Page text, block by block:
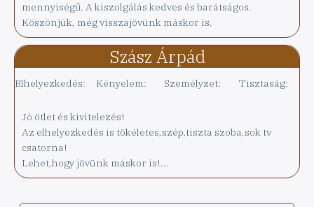
mennyiségű. A kiszolgálás kedves és barátságos.
Köszönjük, még visszajövünk máskor is.
Szász Árpád
Elhelyezkedés: Kényelem: Személyzet: Tisztaság:
Jó ötlet és kivitelezés!
Az elhelyezkedés is tökéletes,szép,tiszta szoba,sok tv
csatorna!
Lehet,hogy jövünk máskor is!...